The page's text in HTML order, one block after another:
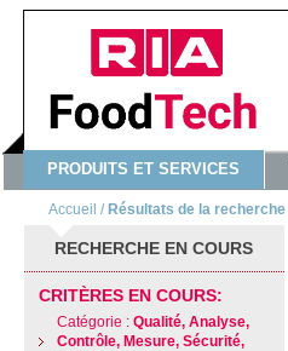
PRODUITS ET SERVICES
Accueil / Résultats de la recherche
RECHERCHE EN COURS
CRITÈRES EN COURS:
Catégorie : Qualité, Analyse,
Contrôle, Mesure, Sécurité,